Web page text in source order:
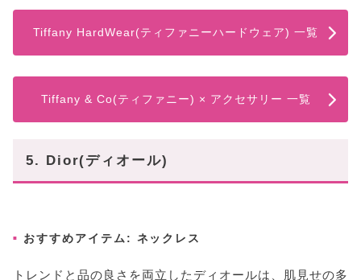
Tiffany HardWear(ティファニーハードウェア) 一覧
Tiffany & Co(ティファニー) × アクセサリー 一覧
5. Dior(ディオール)
おすすめアイテム: ネックレス
トレンドと品の良さを両立したディオールは、肌見せの多